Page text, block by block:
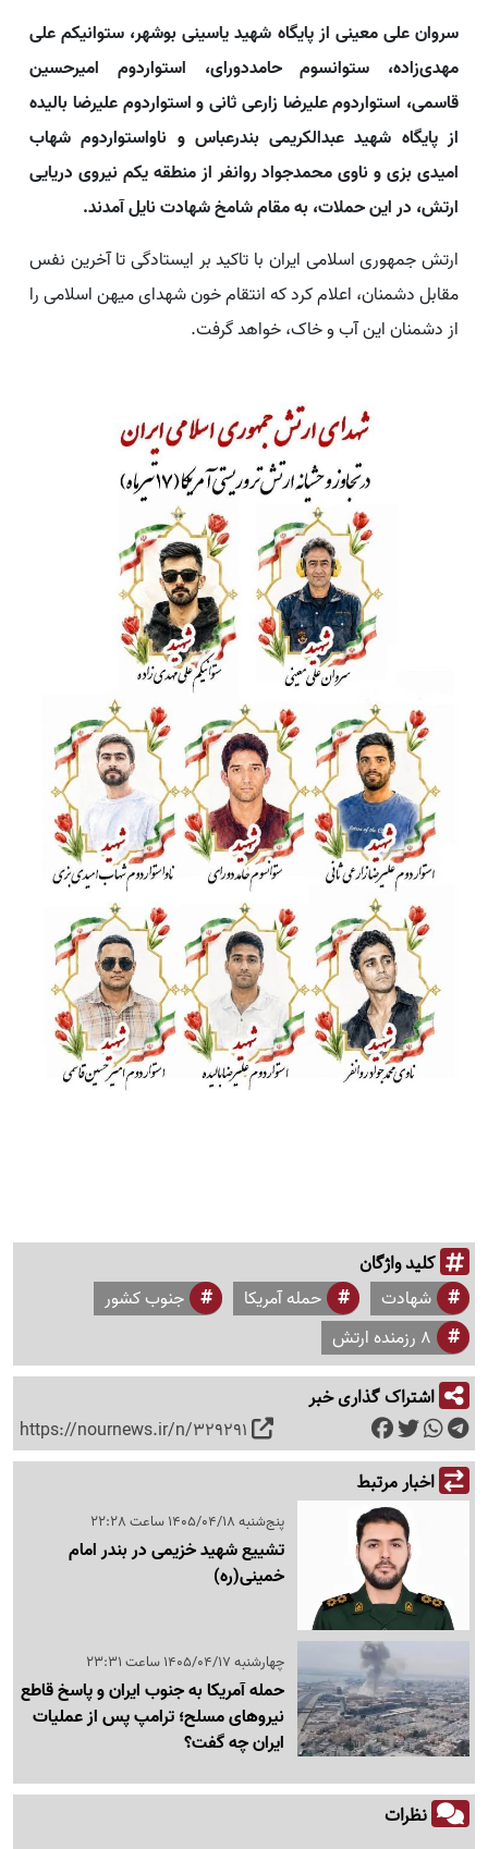
سروان علی معینی از پایگاه شهید یاسینی بوشهر، ستوانیکم علی
مهدی‌زاده، ستوانسوم حامددورای، استواردوم امیرحسین
قاسمی، استواردوم علیرضا زارعی ثانی و استواردوم علیرضا بالیده
از پایگاه شهید عبدالکریمی بندرعباس و ناواستواردوم شهاب
امیدی بزی و ناوی محمدجواد روانفر از منطقه یکم نیروی دریایی
ارتش، در این حملات، به مقام شامخ شهادت نایل آمدند.
ارتش جمهوری اسلامی ایران با تاکید بر ایستادگی تا آخرین نفس
مقابل دشمنان، اعلام کرد که انتقام خون شهدای میهن اسلامی را
از دشمنان این آب و خاک، خواهد گرفت.
کلید واژگان
شهادت حمله آمریکا
جنوب کشور
8 رزمنده ارتش
اشتراک گذاری خبر
https://nournews.ir/n/329291
اخبار مرتبط
پنج‌شنبه 1405/04/18 ساعت 22:28
تشییع شهید خزیمی در بندر امام
خمینی(ره)
چهارشنبه 1405/04/17 ساعت 23:31
حمله آمریکا به جنوب ایران و پاسخ قاطع
نیروهای مسلح؛ ترامپ پس از عملیات
ایران چه گفت؟
نظرات